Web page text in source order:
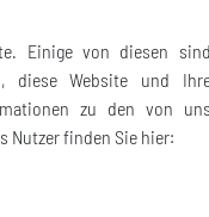
Einige von diesen
diese Website und
zu den von
Nutzer finden Sie hier: